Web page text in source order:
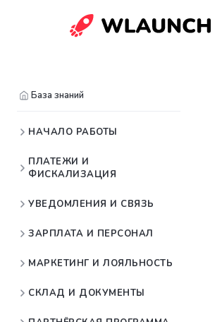
База знаний
НАЧАЛО РАБОТЫ
ПЛАТЕЖИ И
ФИСКАЛИЗАЦИЯ
УВЕДОМЛЕНИЯ И СВЯЗЬ
ЗАРПЛАТА И ПЕРСОНАЛ
МАРКЕТИНГ И ЛОЯЛЬНОСТЬ
СКЛАД И ДОКУМЕНТЫ